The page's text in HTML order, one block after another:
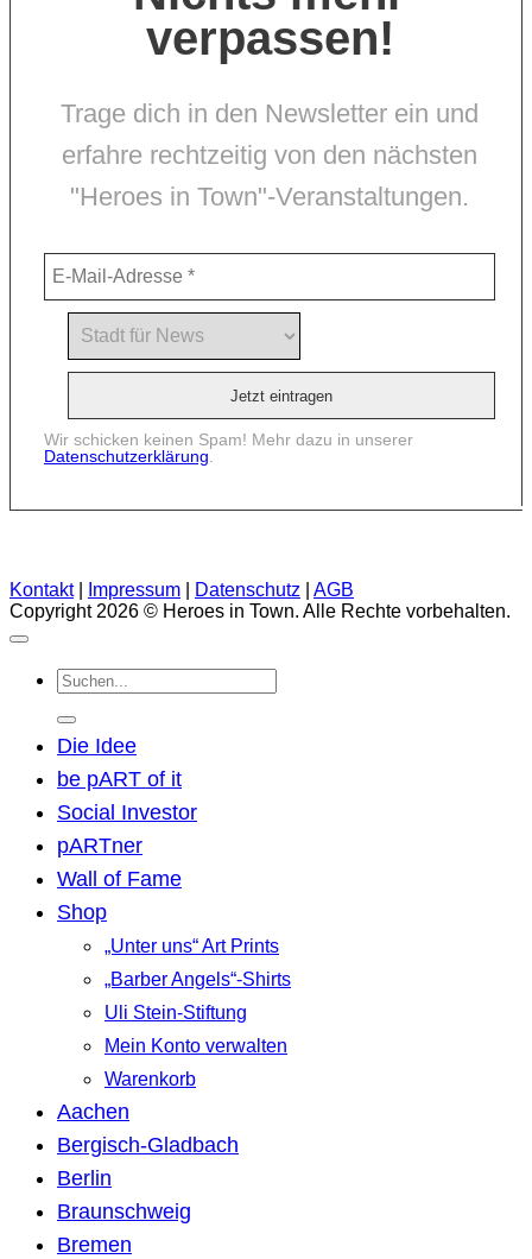
verpassen!
Trage dich in den Newsletter ein und
erfahre rechtzeitig von den nächsten
"Heroes in Town"-Veranstaltungen.
Wir schicken keinen Spam! Mehr dazu in unserer
Datenschutzerklärung
Kontakt| Impressum Datenschutz
AGB
Copyright 2026 © Heroes in Town. Alle Rechte vorbehalten.
Suchen
nach:
Die Idee
be pART of it
Social Investor
pARTner
Wall of Fame
Shop
„Unter uns“ Art Prints
„Barber Angels“-Shirts
Uli Stein-Stiftung
Mein Konto verwalten
Warenkorb
Aachen
Bergisch-Gladbach
Berlin
Braunschweig
Bremen